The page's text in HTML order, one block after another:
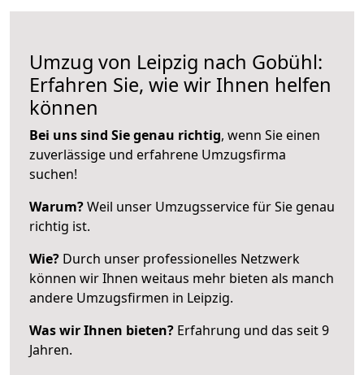
Umzug von Leipzig nach Gobühl:
Erfahren Sie, wie wir Ihnen helfen
können
Bei uns sind Sie genau richtig, wenn Sie einen
zuverlässige und erfahrene Umzugsfirma
suchen!
Warum?Weil unser Umzugsservice für Sie genau
richtig ist.
Wie? Durch unser professionelles Netzwerk
können wir Ihnen weitaus mehr bieten als manch
andere Umzugsfirmen in Leipzig.
Was wir Ihnen bieten? Erfahrung und das seit 9
Jahren.